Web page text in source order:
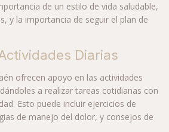
de un estilo de vida saludable,
y la importancia de seguir el plan de
Diarias
ofrecen apoyo en las actividades
a realizar tareas cotidianas con
Esto puede incluir ejercicios de
de manejo del dolor, y consejos de